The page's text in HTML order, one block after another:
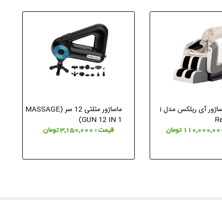
ماساژور مثلثی 12 سر (MASSAGE
GUN 12 IN 1)
قیمت : 3,150,000 تومان
صندلی ماساژور آی ریلکس مدل i